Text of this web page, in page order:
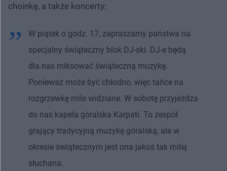
choinkę, a także koncerty:
W piątek o godz. 17, zapraszamy państwa na
specjalny świąteczny blok DJ-ski. DJ-e będą
dla nas miksować świąteczną muzykę.
Ponieważ może być chłodno, więc tańce na
rozgrzewkę mile widziane. W sobotę przyjeżdza
do nas kapela góralska Karpati. To zespół
grający tradycyjną muzykę góralską, ale w
okresie świątecznym jest ona jakoś tak milej
słuchana.